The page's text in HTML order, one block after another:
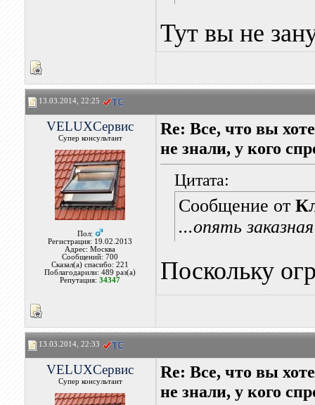
Тут вы не
13.03.2014, 22:25
VELUXСервис
Супер консультант
Пол:
Регистрация: 19.02.2013
Адрес: Москва
Сообщений: 700
Сказал(а) спасибо: 221
Поблагодарили: 489 раз(а)
Репутация:34347
Re: Все, что вы
не знали, у кого
Цитата:
Сообщение от
...опять
Поскольку
13.03.2014, 22:33
VELUXСервис
Супер консультант
Re: Все, что вы
не знали, у кого